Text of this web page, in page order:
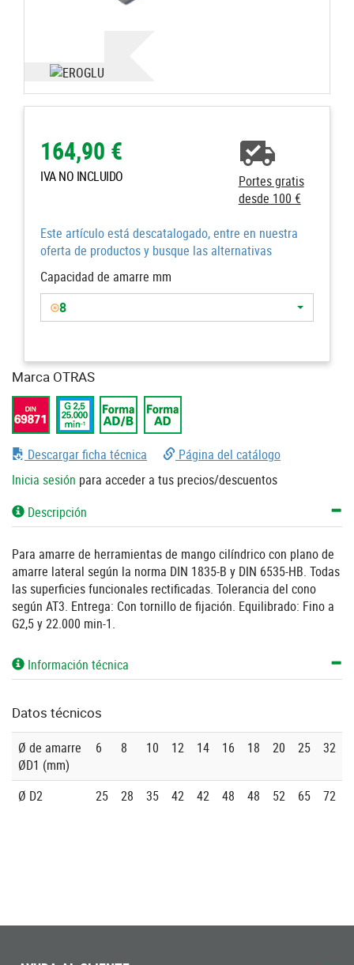
164,90 €
IVA NO INCLUIDO
Portes gratis
desde 100 €
Este artículo está descatalogado, entre en nuestra
oferta de productos y busque las alternativas
Capacidad de amarre mm
8
Marca OTRAS
Descargar ficha técnica
Página del catálogo
Inicia sesión para acceder a tus precios/descuentos
Descripción
Para amarre de herramientas de mango cilíndrico con plano de
amarre lateral según la norma DIN 1835-B y DIN 6535-HB. Todas
las superficies funcionales rectificadas. Tolerancia del cono
según AT3. Entrega: Con tornillo de fijación. Equilibrado: Fino a
G2,5 y 22.000 min-1.
Información técnica
Datos técnicos
Ø de amarre
ØD1 (mm)
6 8 10 12 14 16 18 20 25 32
Ø D2 25 28 35 42 42 48 48 52 65 72